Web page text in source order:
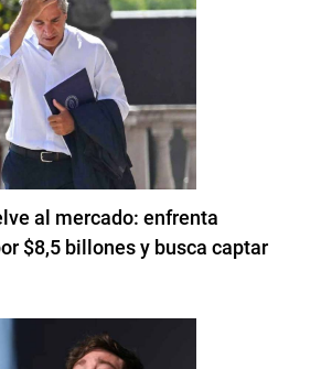
al mercado: enfrenta
$8,5 billones y busca captar